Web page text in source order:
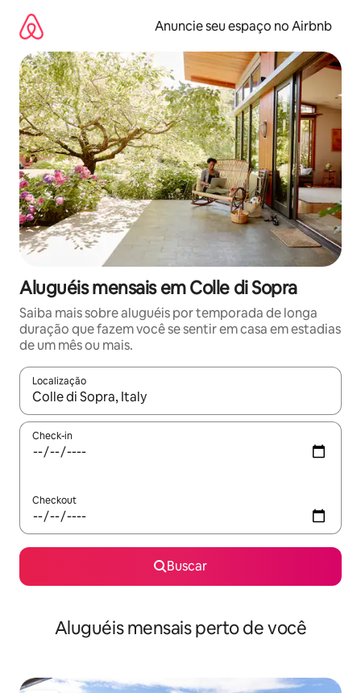
para
conteúdo
Anuncie seu espaço no Airbnb
Aluguéis mensais em Colle di Sopra
Saiba mais sobre aluguéis por temporada de longa
duração que fazem você se sentir em casa em estadias
de um mês ou mais.
Localização
Quando os resultados estiverem disponíveis, explore-os
Check-in
Checkout
Buscar
Aluguéis mensais perto de você